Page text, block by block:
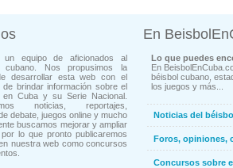
un equipo de aficionados al
cubano. Nos propusimos la
desarrollar esta web con el
de brindar información sobre el
en Cuba y su Serie Nacional.
noticias, reportajes,
debate, juegos online y mucho
buscamos mejorar y ampliar
lo que pronto publicaremos
nuestra web como concursos
En
Lo que puedes
En
béisbol cubano,
los juegos y más...
Noticias del
Foros, opiniones,
Concursos sobre